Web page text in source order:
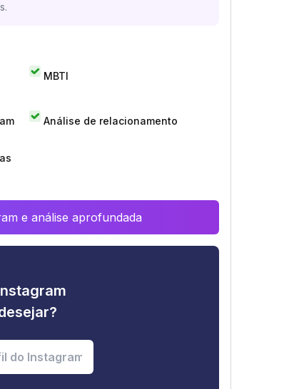
MBTI
Análise de relacionamento
e análise aprofundada